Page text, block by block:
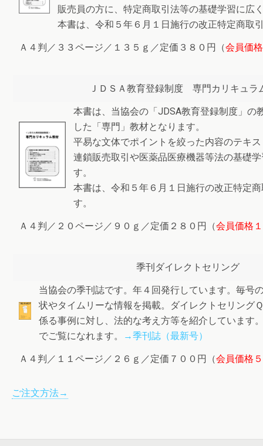
販売員の方に、特定商取引法等の基礎学習に広
本書は、令和５年６月１日施行の改正特定商取
Ａ４判／３３ページ／１３５ｇ／定価３８０円（会員価
ＪＤＳＡ教育登録制度 専門カリキュラ
本書は、当協会の「JDSA教育登録制度」の
した「専門」教材となります。
平易な文体でポイントを絞った内容のテキ
連鎖販売取引や医薬品医療機器等法の基礎
す。
本書は、令和５年６月１日施行の改正特定
す。
Ａ４判／２０ページ／９０ｇ／定価２８０円（会員価格
季刊ダイレクトセリング
当協会の季刊誌です。年４回発行しています。毎号
状やタイムリーな情報を掲載。ダイレクトセリング
係る事例に対し、法的な考え方等を紹介しています
でご覧になれます。
→季刊誌（最新号）
Ａ４判／１１ページ／２６ｇ／定価７００円（会員価格
ご注文方法→